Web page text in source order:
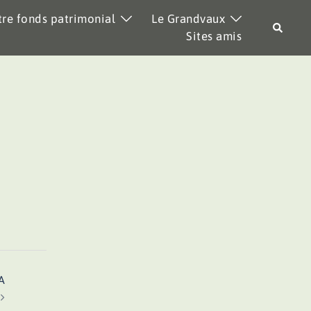
fonds patrimonial
Le Grandvaux
Sites amis